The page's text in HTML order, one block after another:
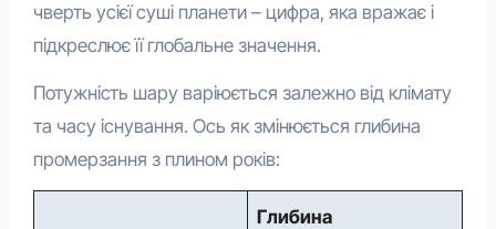
чверть усієї суші планети – цифра, яка вражає і
підкреслює її глобальне значення.
Потужність шару варіюється залежно від клімату
та часу існування. Ось як змінюється глибина
промерзання з плином років:
Глибина